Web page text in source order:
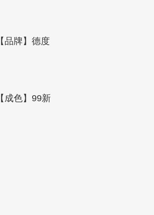
【品牌】德度
【成色】99新